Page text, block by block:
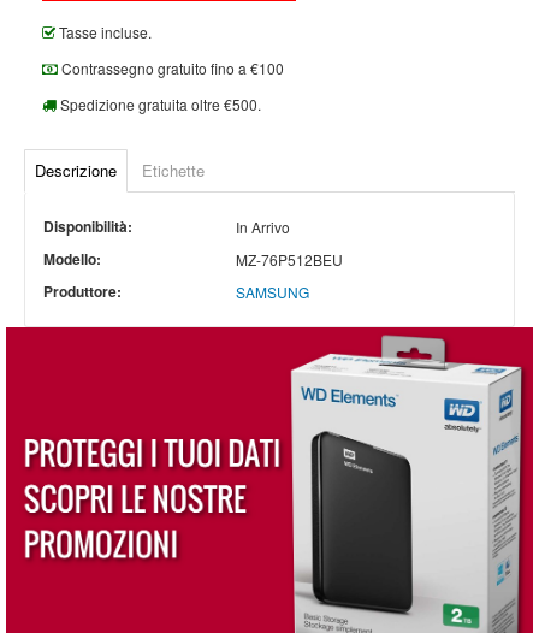
Tasse incluse.
Contrassegno gratuito fino a €100
Spedizione gratuita oltre €500.
Descrizione Etichette
Disponibilità: In Arrivo
Modello: MZ-76P512BEU
Produttore: SAMSUNG